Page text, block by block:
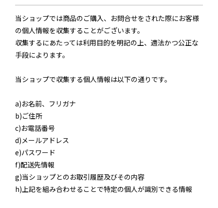
当ショップでは商品のご購入、お問合せをされた際にお客様
の個人情報を収集することがございます。
収集するにあたっては利用目的を明記の上、適法かつ公正な
手段によります。
当ショップで収集する個人情報は以下の通りです。
a)お名前、フリガナ
b)ご住所
c)お電話番号
d)メールアドレス
e)パスワード
f)配送先情報
g)当ショップとのお取引履歴及びその内容
h)上記を組み合わせることで特定の個人が識別できる情報